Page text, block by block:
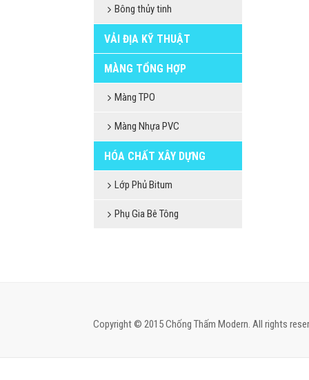
Bông thủy tinh
VẢI ĐỊA KỸ THUẬT
MÀNG TỔNG HỢP
Màng TPO
Màng Nhựa PVC
HÓA CHẤT XÂY DỰNG
Lớp Phủ Bitum
Phụ Gia Bê Tông
Copyright © 2015 Chống Thấm Modern. All rights